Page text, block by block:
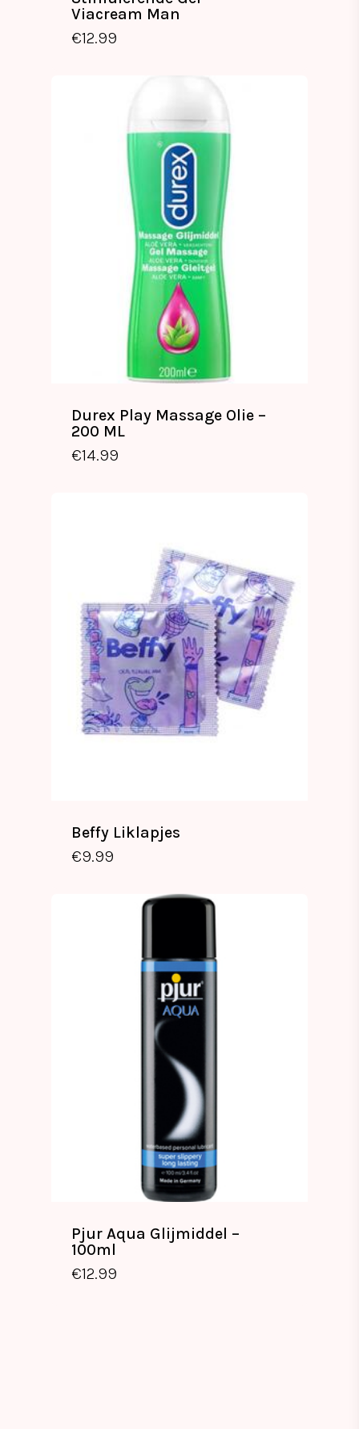
Viacream Man
€12.99
€12.99
Durex Play Massage Olie –
200 ML
€14.99
Beffy Liklapjes
€9.99
€9.99
Pjur Aqua Glijmiddel –
100ml
€12.99